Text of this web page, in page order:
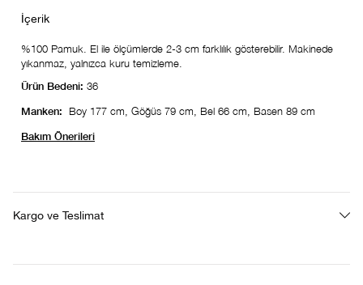
%100 Pamuk. El ile ölçümlerde 2-3 cm farklılık gösterebilir. Makinede
yıkanmaz, yalnızca kuru temizleme.
Ürün Bedeni: 36
Manken:
Boy 177 cm, Göğüs 79 cm, Bel 66 cm, Basen 89 cm
Bakım Önerileri
Kargo ve Teslimat